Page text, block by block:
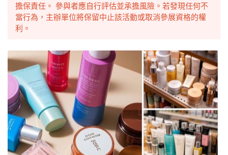
擔保責任。 參與者應自行評估並承擔風險。若發現任何不
當行為，主辦單位將保留中止該活動或取消參展資格的權
利。